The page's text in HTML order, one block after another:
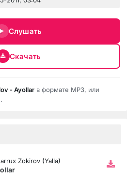
Слушать
Скачать
- Ayollar в формате MP3, или
Zokirov (Yalla)